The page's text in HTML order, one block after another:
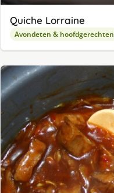
Quiche Lorraine
Avondeten & hoofdgerechten